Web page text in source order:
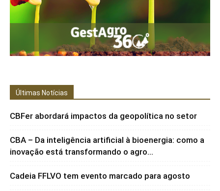
Últimas Notícias
CBFer abordará impactos da geopolítica no setor
CBA – Da inteligência artificial à bioenergia: como a
inovação está transformando o agro...
Cadeia FFLVO tem evento marcado para agosto